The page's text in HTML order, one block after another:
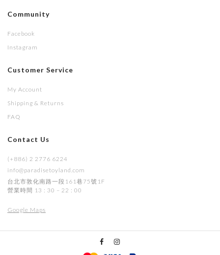
Community
Facebook
Instagram
Customer Service
My Account
Shipping & Returns
FAQ
Contact Us
(+886) 2 2776 6224
info@paradisetoyland.com
台北市敦化南路一段161巷75號1F
營業時間 13 : 30 – 22 : 00
Google Maps